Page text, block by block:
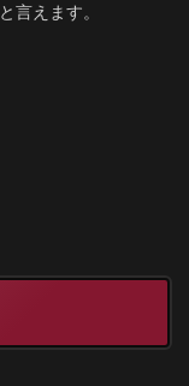
と言えます。